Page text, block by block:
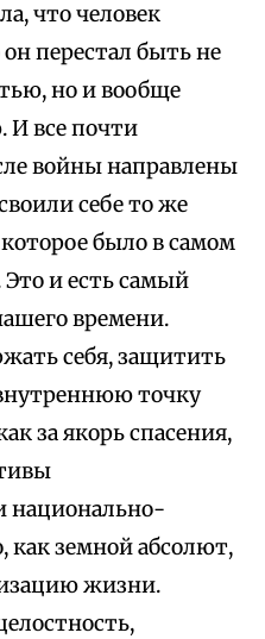
что человек
перестал быть не
но и вообще
И все почти
войны направлены
себе то же
было в самом
и есть самый
времени.
себя, защитить
точку
за якорь спасения,
национально-
как земной абсолют,
жизни.